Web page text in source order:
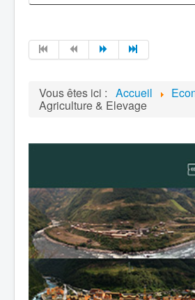
Vous êtes ici : Accueil
Agriculture & Elevage